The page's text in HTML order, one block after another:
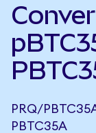
PRQ/
PBTC35A